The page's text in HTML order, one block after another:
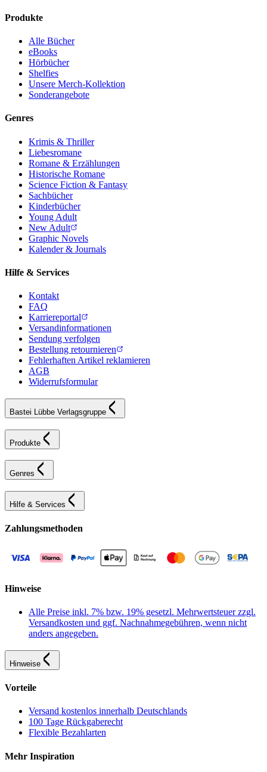
Produkte
Alle Bücher
eBooks
Hörbücher
Shelfies
Unsere Merch-Kollektion
Sonderangebote
Genres
Krimis & Thriller
Liebesromane
Romane & Erzählungen
Historische Romane
Science Fiction & Fantasy
Sachbücher
Kinderbücher
Young Adult
New Adult
Graphic Novels
Kalender & Journals
Hilfe & Services
Kontakt
FAQ
Karriereportal
Versandinformationen
Sendung verfolgen
Bestellung retournieren
Fehlerhaften Artikel reklamieren
AGB
Widerrufsformular
Bastei Lübbe Verlagsgruppe
Produkte
Genres
Hilfe & Services
Zahlungsmethoden
Hinweise
Alle Preise inkl. 7% bzw. 19% gesetzl. Mehrwertsteuer zzgl.
Versandkosten und ggf. Nachnahmegebühren, wenn nicht
anders angegeben.
Hinweise
Vorteile
Versand kostenlos innerhalb Deutschlands
100 Tage Rückgaberecht
Flexible Bezahlarten
Mehr Inspiration